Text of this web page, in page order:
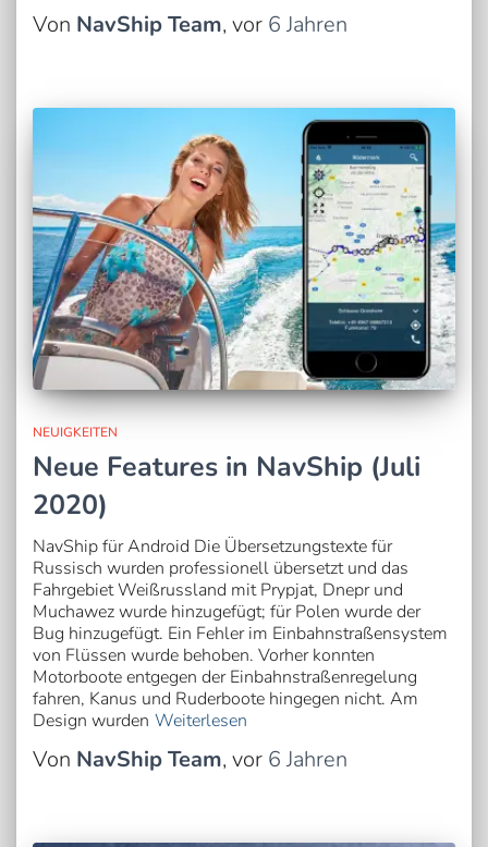
Von NavShip Team, vor 6 Jahren
NEUIGKEITEN
Neue Features in NavShip (Juli
2020)
NavShip für Android Die Übersetzungstexte für
Russisch wurden professionell übersetzt und das
Fahrgebiet Weißrussland mit Prypjat, Dnepr und
Muchawez wurde hinzugefügt; für Polen wurde der
Bug hinzugefügt. Ein Fehler im Einbahnstraßensystem
von Flüssen wurde behoben. Vorher konnten
Motorboote entgegen der Einbahnstraßenregelung
fahren, Kanus und Ruderboote hingegen nicht. Am
Design wurden Weiterlesen
Von NavShip Team, vor 6 Jahren